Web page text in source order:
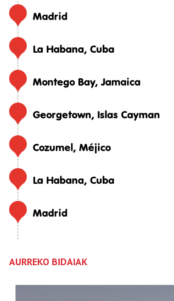
Madrid
La Habana, Cuba
Montego Bay, Jamaica
Georgetown, Islas Cayman
Cozumel, Méjico
La Habana, Cuba
Madrid
AURREKO BIDAIAK